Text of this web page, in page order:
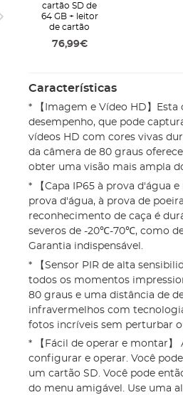
cartão SD de
64 GB + leitor
de cartão
76,99€
Características
* 【Imagem e Vídeo HD】
desempenho, que pode
vídeos HD com cores vivas
da câmera de 80 graus
obter uma visão mais ampla
* 【Capa IP65 à prova d'água
prova d'água, à prova de
reconhecimento de caça é
severos de -20℃-70℃, como
Garantia indispensável.
* 【Sensor PIR de alta
todos os momentos
80 graus e uma distância de
infravermelhos com
fotos incríveis sem perturbar
* 【Fácil de operar e montar
configurar e operar. Você
um cartão SD. Você pode
do menu amigável. Use uma